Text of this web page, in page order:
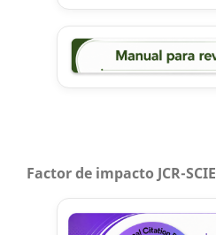
Factor de impacto JCR-SCIE